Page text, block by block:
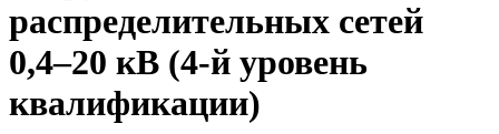
распределительных сетей
0,4–20 кВ (4-й уровень
квалификации)